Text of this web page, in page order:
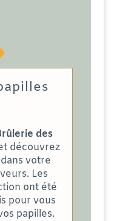
des
découvrez
votre
Les
ont été
pour vous
papilles.